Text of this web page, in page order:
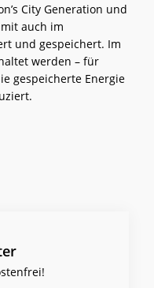
City Generation und
auch im
und gespeichert. Im
werden – für
gespeicherte Energie